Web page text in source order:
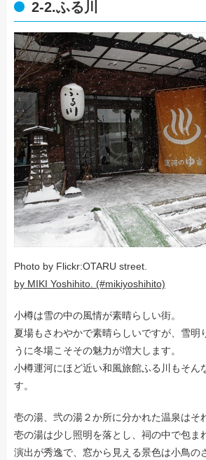
2-2.ふる川
Photo by Flickr:OTARU street.
by MIKI Yoshihito. (#mikiyoshihito)
小樽は雪の中の風情が素晴らしい街。
夏場もさわやかで素晴らしいですが、雪明
うに冬場こそその魅力が増大します。
小樽運河にほど近い和風旅館ふる川もそん
す。
壱の湯、弐の湯２か所に分かれた温泉はそ
壱の湯は少し照明を落とし、祠の中で包ま
演出が秀逸で、窓から見える景色は小鳥の